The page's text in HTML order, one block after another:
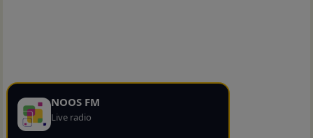
NOOS FM
Live radio